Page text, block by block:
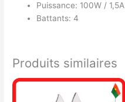
Puissance: 100W / 1,5A
Battants: 4
Produits similaires